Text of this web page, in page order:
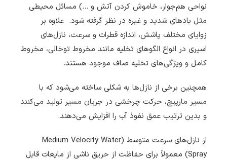
نواحی هم‌جوار، خاموش کردن آتش و …) مسائل محیطی
مثل بادهای شدید و غیره در نظر گرفته شود. علاوه بر
زوایای مختلف پاشش، اندازه قطرات و سرعت، نازل‌های
اسپری در انواع الگوهای تخلیه مانند مخروط توخالی، مخروط
کامل و ویژگی‌های تخلیه صاف موجود هستند.
همچنین برخی از نازل‌ها به شکلی ساخته می‌شود که با
مسیر مارپیچ، حرکت چرخشی در جریان مسیر تولید می‌کنند
و بدین ترتیب عمق نفوذ آب را افزایش می‌دهند.
از نازل‌های سرعت متوسط (Medium Velocity Water
Spray) معمولاً برای حفاظت از حریق ناشی از مایعات قابل